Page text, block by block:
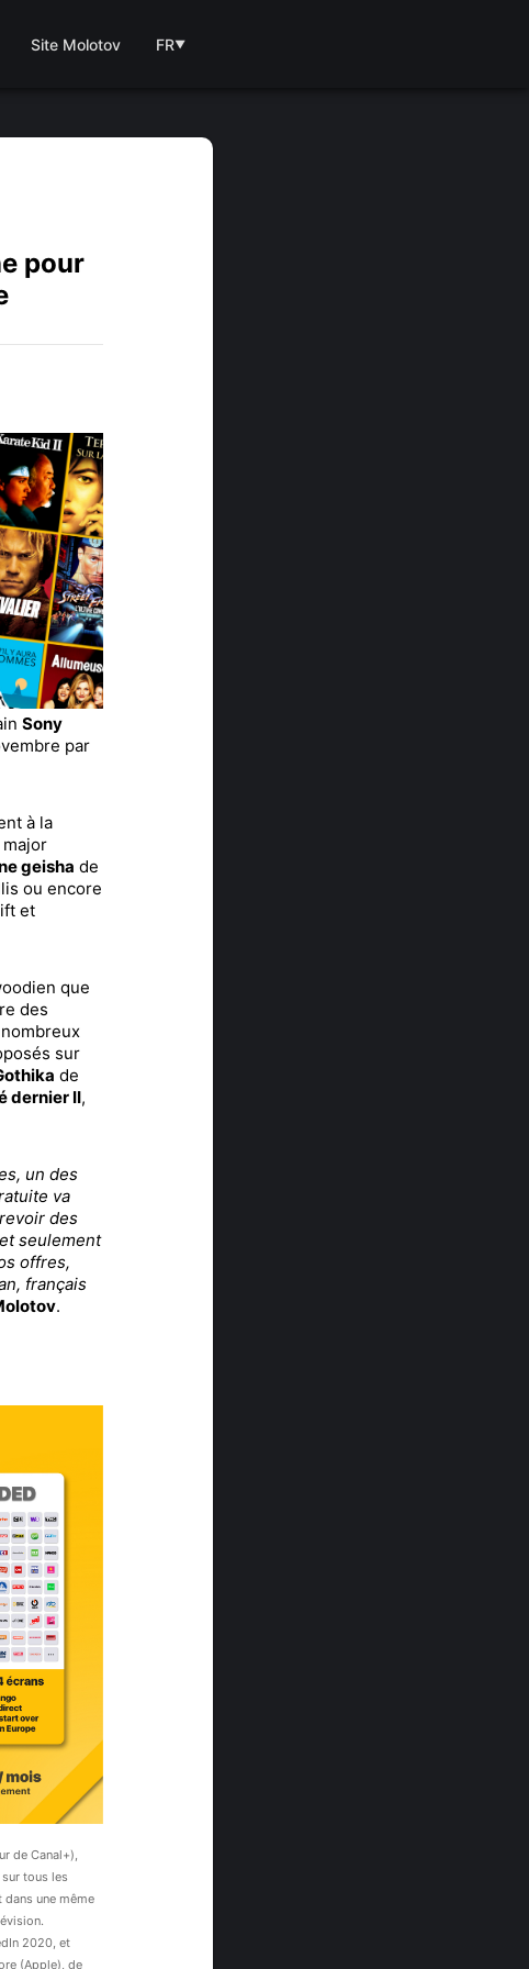
Site Molotov FR▼
pour
Sony
par
à la
geisha de
ou encore
et
que
des
sur
de
dernier II,
un des
va
des
seulement
offres,
français
.
de Canal+),
tous les
une même
2020, et
(Apple), de